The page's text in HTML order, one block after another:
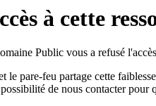
à cette
Public vous a refusé
le pare-feu partage cette
de nous contacter pour